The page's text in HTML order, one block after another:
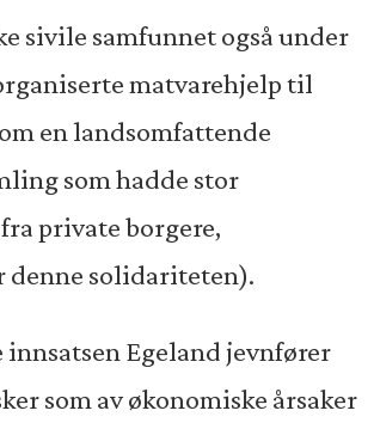
sivile samfunnet også under
matvarehjelp til
en landsomfattende
som hadde stor
private borgere,
denne solidariteten).
innsatsen Egeland jevnfører
som av økonomiske årsaker